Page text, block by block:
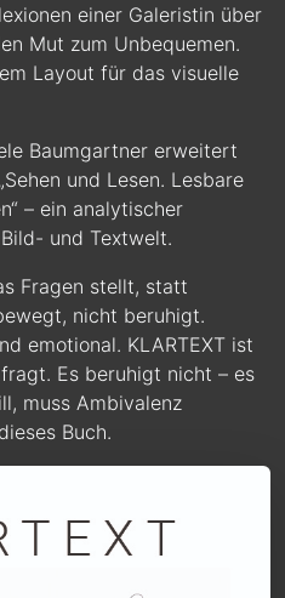
einer Galeristin über
Mut zum Unbequemen.
Layout für das visuelle
Baumgartner erweitert
und Lesen. Lesbare
– ein analytischer
und Textwelt.
Fragen stellt, statt
nicht beruhigt.
emotional. KLARTEXT ist
Es beruhigt nicht – es
muss Ambivalenz
Buch.